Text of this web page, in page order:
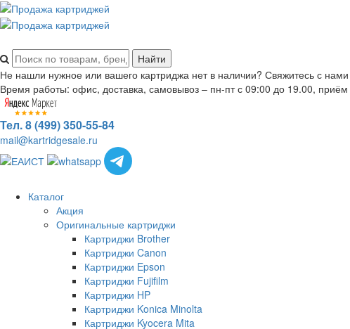
Не нашли нужное или вашего картриджа нет в наличии? Свяжитесь с
Время работы: офис, доставка, самовывоз – пн-пт с 09:00 до 19.00, приём
Тел. 8 (499) 350-55-84
mail@kartridgesale.ru
Каталог
Акция
Оригинальные картриджи
Картриджи Brother
Картриджи Canon
Картриджи Epson
Картриджи Fujifilm
Картриджи HP
Картриджи Konica Minolta
Картриджи Kyocera Mita